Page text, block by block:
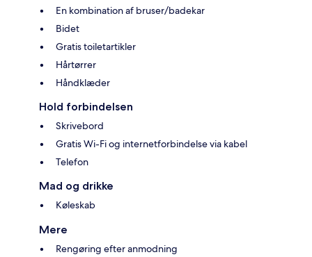
En kombination af bruser/badekar
Bidet
Gratis toiletartikler
Hårtørrer
Håndklæder
Hold forbindelsen
Skrivebord
Gratis Wi-Fi og internetforbindelse via kabel
Telefon
Mad og drikke
Køleskab
Mere
Rengøring efter anmodning